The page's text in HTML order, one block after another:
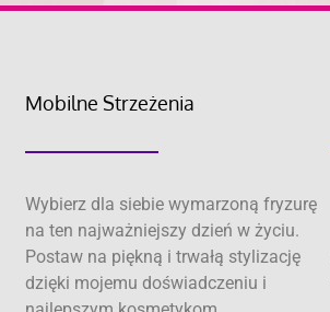
Mobilne Strzeżenia
Wybierz dla siebie wymarzoną fryzurę
na ten najważniejszy dzień w życiu.
Postaw na piękną i trwałą stylizację
dzięki mojemu doświadczeniu i